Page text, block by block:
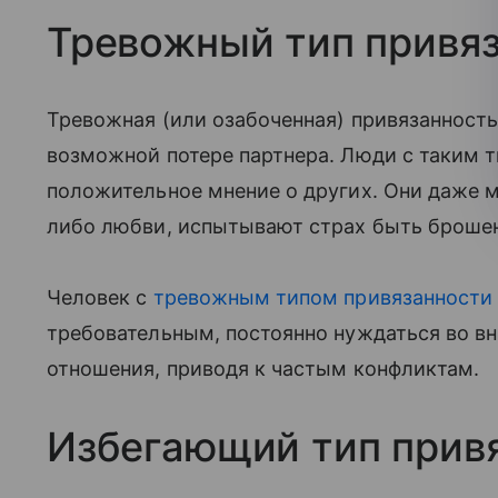
Тревожный тип
Тревожная (или озабоченная)
возможной потере партнера. Люди с таким
положительное мнение о других. Они даже
либо любви, испытывают страх быть
Человек с тревожным типом привязанности
требовательным, постоянно нуждаться во
отношения, приводя к частым конфликтам.
Избегающий тип